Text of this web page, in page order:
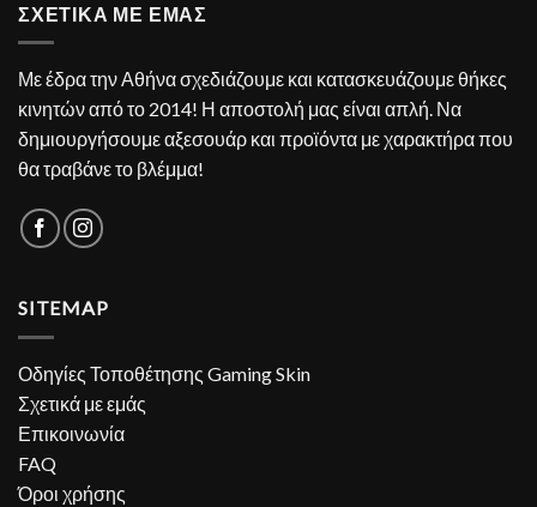
ΣΧΕΤΙΚΑ ΜΕ ΕΜΑΣ
Με έδρα την Αθήνα σχεδιάζουμε και κατασκευάζουμε θήκες
κινητών από το 2014! Η αποστολή μας είναι απλή. Να
δημιουργήσουμε αξεσουάρ και προϊόντα με χαρακτήρα που
θα τραβάνε το βλέμμα!
SITEMAP
Οδηγίες Τοποθέτησης Gaming Skin
Σχετικά με εμάς
Επικοινωνία
FAQ
Όροι χρήσης